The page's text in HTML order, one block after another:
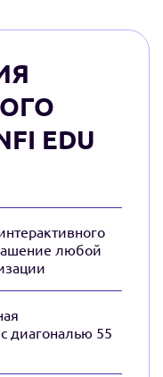
EDU
любой
диагональю 55